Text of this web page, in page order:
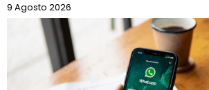
9 Agosto 2026